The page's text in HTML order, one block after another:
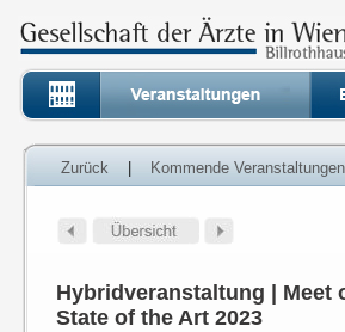
Zurück Kommende Veranstaltungen
Hybridveranstaltung | Meet
State of the Art 2023